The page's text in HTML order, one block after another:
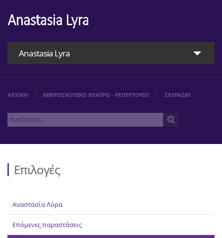
Anastasia Lyra
Αναστασία Λύρα
Επικοινωνία
ΑΡΧΙΚΗ ΜΙΚΡΟΣΚΟΠΙΚΟ ΘΕΑΤΡΟ - ΡΕΠΕΡΤΟΡΙΟ ΣΕΧΡΑΖΑΤ
Επιλογές
Αναστασία Λύρα
Επόμενες παραστάσεις